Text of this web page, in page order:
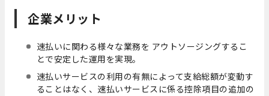
企業メリット
速払いに関わる様々な業務を アウトソージングするこ
とで安定した運用を実現。
速払いサービスの利用の有無によって支給総額が変動す
ることはなく、速払いサービスに係る控除項目の追加の